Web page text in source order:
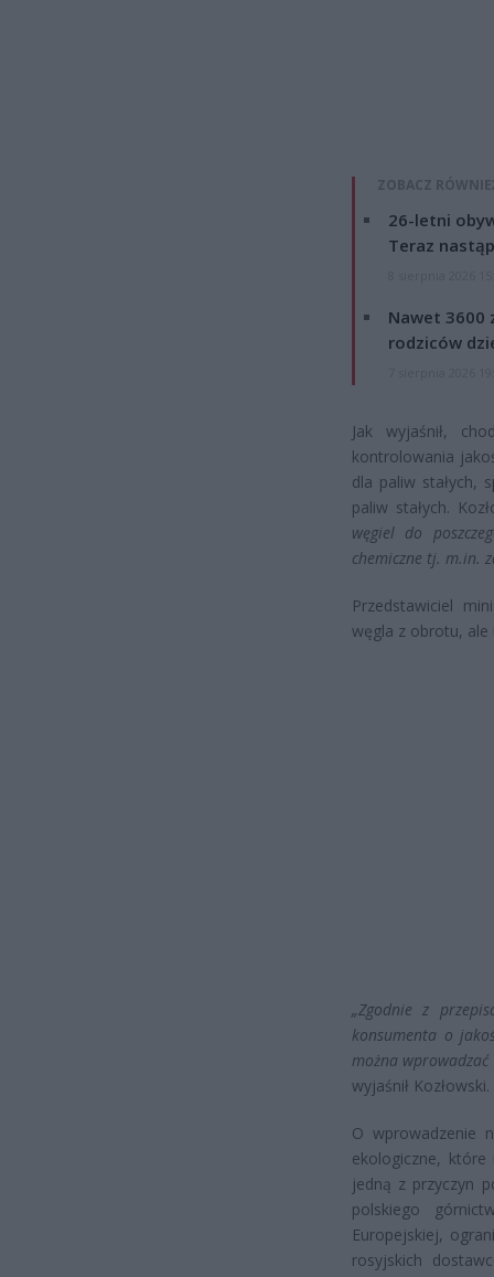
ZOBACZ
26-letni
Teraz
Nawet 3600
rodziców
Jak wyjaśnił,
kontrolowania
dla paliw stałych,
paliw stałych.
węgiel do
chemiczne tj. m.in.
Przedstawiciel
węgla z obrotu,
„Zgodnie z
konsumenta o
można
wyjaśnił Kozłowski.
O wprowadzenie
ekologiczne,
jedną z przyczyn
polskiego
Europejskiej,
rosyjskich